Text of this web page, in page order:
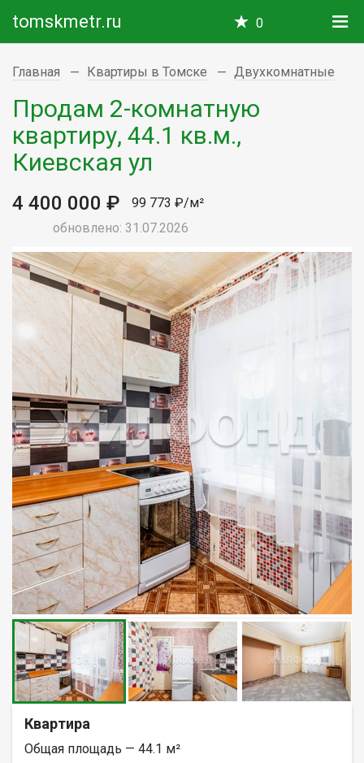
tomskmetr.ru 0
Главная Квартиры в Томске Двухкомнатные
Продам 2-комнатную
квартиру, 44.1 кв.м.,
Киевская ул
4 400 000 ₽
99 773 ₽/м²
обновлено: 31.07.2026
Квартира
Общая площадь — 44.1 м²